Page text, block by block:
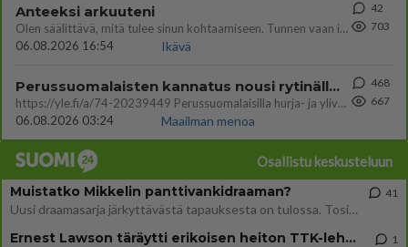
Anteeksi arkuuteni
Olen säälittävä, mitä tulee sinun kohtaamiseen. Tunnen vaan itseni todella epävarmaksi sun kanssa. Jos minun olisi pitän
06.08.2026 16:54
Ikävä
42
703
Perussuomalaisten kannatus nousi rytinällä Ylen tänään julkaisemassa tuoreimmassa gallup-kyselyssä.
https://yle.fi/a/74-20239449 Perussuomalaisilla hurja- ja ylivoimaisesti suurin nousu tässä uudessa Ylen gallupissa. Kyl
06.08.2026 03:24
Maailman menoa
468
667
Osallistu keskusteluun
Muistatko Mikkelin panttivankidraaman?
Uusi draamasarja järkyttävästä tapauksesta on tulossa. Tositapahtumiin perustuva sarja ammentaa vuoden 1986 Mikkelin pan
41
Ernest Lawson täräytti erikoisen heiton TTK-lehdistötilaisuudessa: " Onko tässä tarkoituksena...?" 1